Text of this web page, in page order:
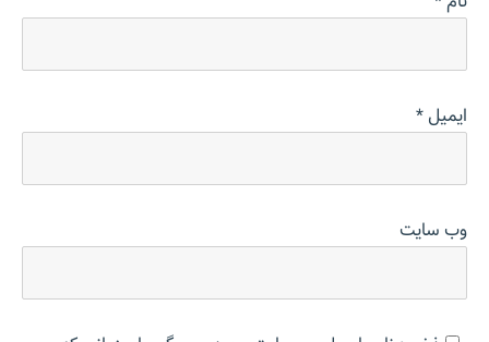
ایمیل*
وب‌ سایت